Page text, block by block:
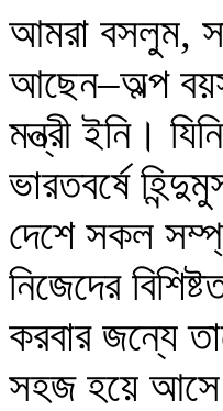
আমরা বসলুম,
আছেন–অল্প
মন্ত্রী ইনি।
ভারতবর্ষে
দেশে সকল
নিজেদের
করবার জন্যে
সহজ হয়ে